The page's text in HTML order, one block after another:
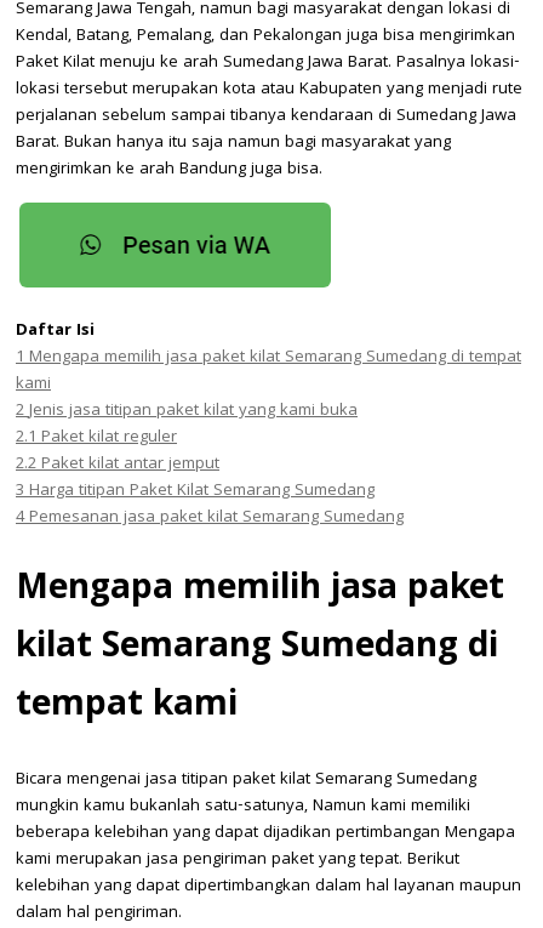
Semarang Jawa Tengah, namun bagi masyarakat dengan lokasi di
Kendal, Batang, Pemalang, dan Pekalongan juga bisa mengirimkan
Paket Kilat menuju ke arah Sumedang Jawa Barat. Pasalnya lokasi-
lokasi tersebut merupakan kota atau Kabupaten yang menjadi rute
perjalanan sebelum sampai tibanya kendaraan di Sumedang Jawa
Barat. Bukan hanya itu saja namun bagi masyarakat yang
mengirimkan ke arah Bandung juga bisa.
Daftar Isi
1Mengapa memilih jasa paket kilat Semarang Sumedang di tempat
kami
2Jenis jasa titipan paket kilat yang kami buka
2.1Paket kilat reguler
2.2Paket kilat antar jemput
3Harga titipan Paket Kilat Semarang Sumedang
4Pemesanan jasa paket kilat Semarang Sumedang
Mengapa memilih jasa paket
kilat Semarang Sumedang di
tempat kami
Bicara mengenai jasa titipan paket kilat Semarang Sumedang
mungkin kamu bukanlah satu-satunya, Namun kami memiliki
beberapa kelebihan yang dapat dijadikan pertimbangan Mengapa
kami merupakan jasa pengiriman paket yang tepat. Berikut
kelebihan yang dapat dipertimbangkan dalam hal layanan maupun
dalam hal pengiriman.